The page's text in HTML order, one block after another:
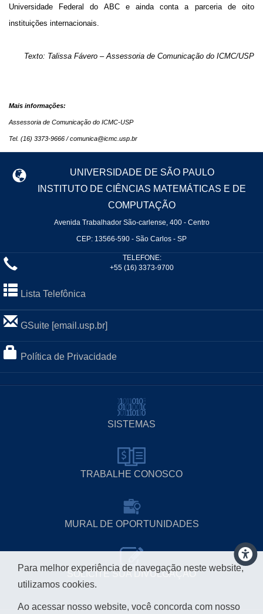
Universidade Federal do ABC e ainda conta a parceria de oito
instituições internacionais.
Texto: Talissa Fávero – Assessoria de Comunicação do ICMC/USP
Mais informações:
Assessoria de Comunicação do ICMC-USP
Tel. (16) 3373-9666 /comunica@icmc.usp.br
UNIVERSIDADE DE SÃO PAULO
INSTITUTO DE CIÊNCIAS MATEMÁTICAS E DE
COMPUTAÇÃO
Avenida Trabalhador São-carlense, 400 - Centro
CEP: 13566-590 - São Carlos - SP
TELEFONE:
+55 (16) 3373-9700
Lista Telefônica
GSuite [email.usp.br]
Política de Privacidade
SISTEMAS
TRABALHE CONOSCO
MURAL DE OPORTUNIDADES
SOLICITE SUA DIVULGAÇÃO
Para melhor experiência de navegação neste website,
utilizamos cookies.
Ao acessar nosso website, você concorda com nosso